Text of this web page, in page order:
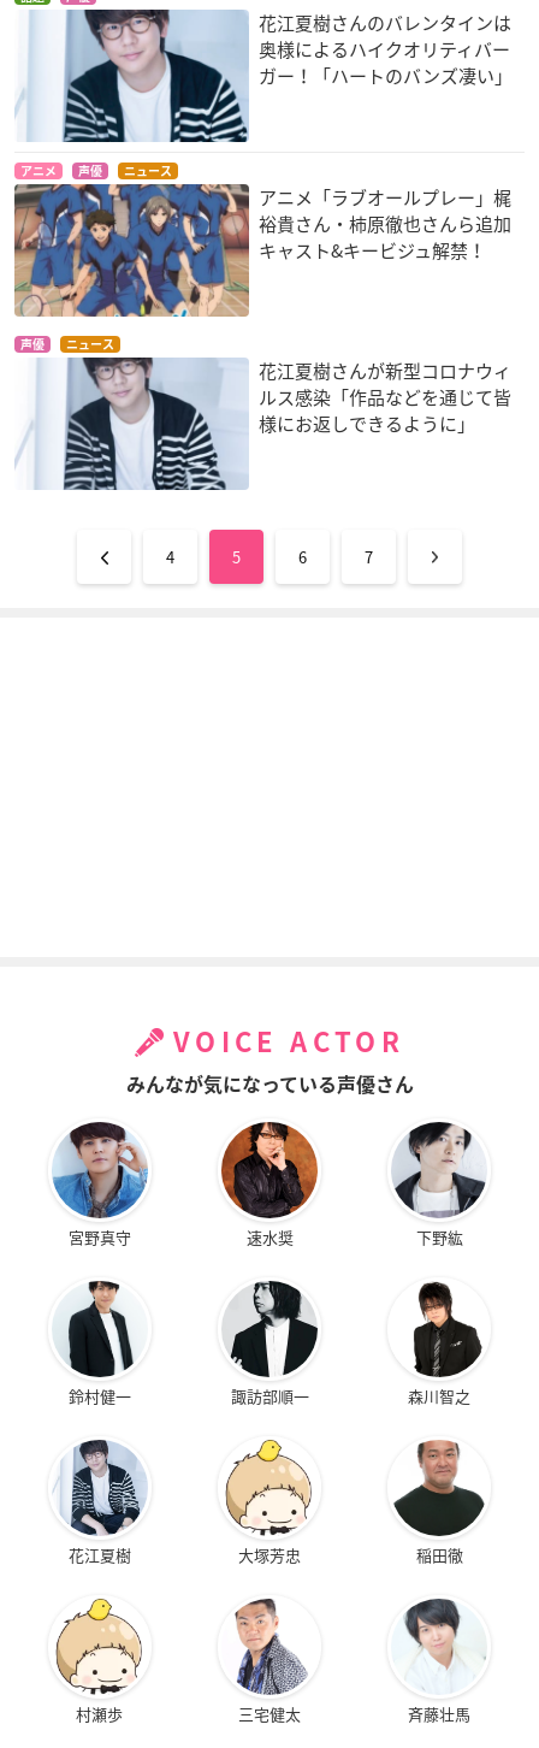
花江夏樹さんのバレンタインは
奥様によるハイクオリティバー
ガー！「ハートのバンズ凄い」
アニメ 声優 ニュース
アニメ「ラブオールプレー」梶
裕貴さん・柿原徹也さんら追加
キャスト&キービジュ解禁！
声優 ニュース
花江夏樹さんが新型コロナウィ
ルス感染「作品などを通じて皆
様にお返しできるように」
4 5 6 7
VOICE ACTOR
みんなが気になっている声優さん
宮野真守 速水奨 下野紘
鈴村健一 諏訪部順一 森川智之
花江夏樹 大塚芳忠 稲田徹
村瀬歩 三宅健太 斉藤壮馬